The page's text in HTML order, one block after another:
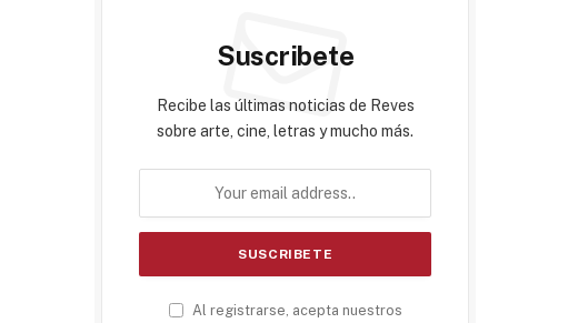
Suscribete
Recibe las últimas noticias de Reves
sobre arte, cine, letras y mucho más.
Al registrarse, acepta nuestros